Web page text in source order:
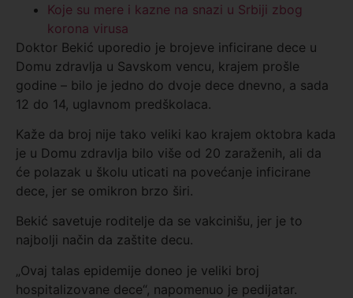
Koje su mere i kazne na snazi u Srbiji zbog
korona virusa
Doktor Bekić uporedio je brojeve inficirane dece u
Domu zdravlja u Savskom vencu, krajem prošle
godine – bilo je jedno do dvoje dece dnevno, a sada
12 do 14, uglavnom predškolaca.
Kaže da broj nije tako veliki kao krajem oktobra kada
je u Domu zdravlja bilo više od 20 zaraženih, ali da
će polazak u školu uticati na povećanje inficirane
dece, jer se omikron brzo širi.
Bekić savetuje roditelje da se vakcinišu, jer je to
najbolji način da zaštite decu.
„Ovaj talas epidemije doneo je veliki broj
hospitalizovane dece“, napomenuo je pedijatar.